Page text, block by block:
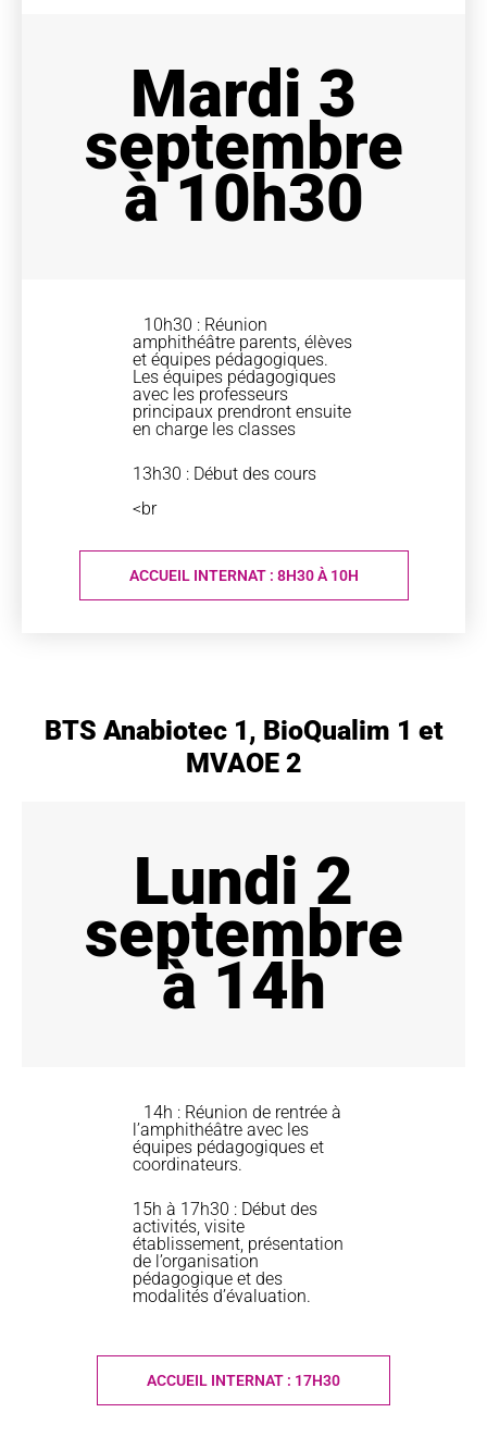
Mardi 3
septembre
à 10h30
10h30 : Réunion
amphithéâtre parents, élèves
et équipes pédagogiques.
Les équipes pédagogiques
avec les professeurs
principaux prendront ensuite
en charge les classes
13h30 : Début des cours
<br
ACCUEIL INTERNAT : 8H30 À 10H
BTS Anabiotec 1, BioQualim 1 et
MVAOE 2
Lundi 2
septembre
à 14h
14h : Réunion de rentrée à
l’amphithéâtre avec les
équipes pédagogiques et
coordinateurs.
15h à 17h30 : Début des
activités, visite
établissement, présentation
de l’organisation
pédagogique et des
modalités d’évaluation.
ACCUEIL INTERNAT : 17H30